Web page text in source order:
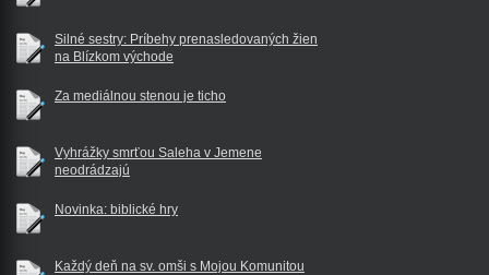
Silné sestry: Príbehy prenasledovaných žien
na Blízkom východe
Za mediálnou stenou je ticho
Vyhrážky smrťou Saleha v Jemene
neodrádzajú
Novinka: biblické hry
Každý deň na sv. omši s Mojou Komunitou